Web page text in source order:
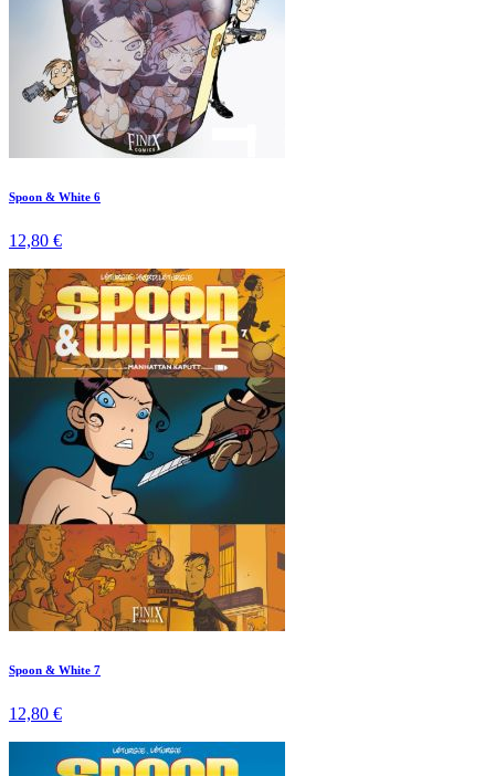
Spoon & White 6
12,80 €
Spoon & White 7
12,80 €